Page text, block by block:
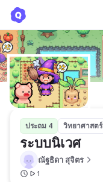
ประถม 4 วิทยาศาสตร์
ระบบนิเวศ
ณัฐธิดา สุจิตร
1